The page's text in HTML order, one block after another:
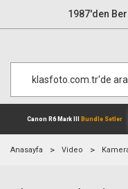
1987'den
Anasayfa Video